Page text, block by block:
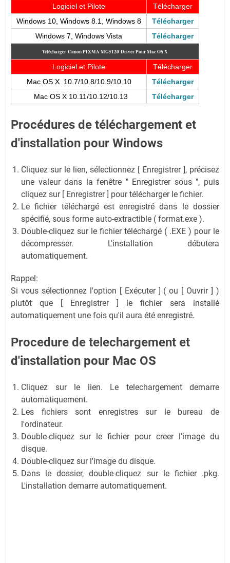
Logiciel et Pilote
Télécharger
Windows 10, Windows 8.1, Windows 8
Télécharger
Windows 7, Windows Vista
Télécharger
Télécharger Canon PIXMA MG5120 Driver Pour Mac OS X
Logiciel et Pilote
Télécharger
Mac OS X 10.7/10.8/10.9/10.10
Télécharger
Mac OS X 10.11/10.12/10.13
Télécharger
Procédures de téléchargement et
d'installation pour Windows
Cliquez sur le lien, sélectionnez [ Enregistrer ], précisez
une valeur dans la fenêtre " Enregistrer sous ", puis
cliquez sur [ Enregistrer ] pour télécharger le fichier.
Le fichier téléchargé est enregistré dans le dossier
spécifié, sous forme auto-extractible ( format.exe ).
Double-cliquez sur le fichier téléchargé ( .EXE ) pour le
décompresser. L'installation débutera
automatiquement.
Rappel:
Si vous sélectionnez l'option [ Exécuter ] ( ou [ Ouvrir ] )
plutôt que [ Enregistrer ] le fichier sera installé
automatiquement une fois qu'il aura été enregistré.
Procedure de telechargement et
d'installation pour Mac OS
Cliquez sur le lien. Le telechargement demarre
automatiquement.
Les fichiers sont enregistres sur le bureau de
l'ordinateur.
Double-cliquez sur le fichier pour creer l'image du
disque.
Double-cliquez sur l'image du disque.
Dans le dossier, double-cliquez sur le fichier .pkg.
L'installation demarre automatiquement.